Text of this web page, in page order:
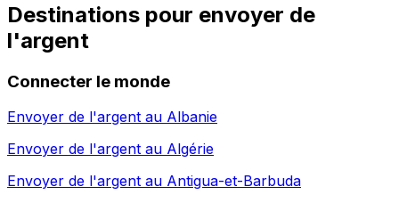
Destinations pour envoyer de
l'argent
Connecter le monde
Envoyer de l'argent au Albanie
Envoyer de l'argent au Algérie
Envoyer de l'argent au Antigua-et-Barbuda